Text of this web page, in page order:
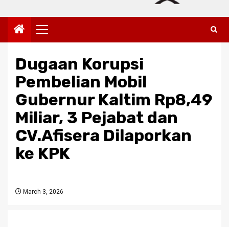
Primary
Menu
Dugaan Korupsi
Pembelian Mobil
Gubernur Kaltim Rp8,49
Miliar, 3 Pejabat dan
CV.Afisera Dilaporkan
ke KPK
March 3, 2026